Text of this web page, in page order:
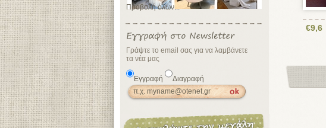
Προβολή όλων...
Γράψτε το email σας για να λαμβάνετε
τα νέα μας
Εγγραφή Διαγραφή
€9,6